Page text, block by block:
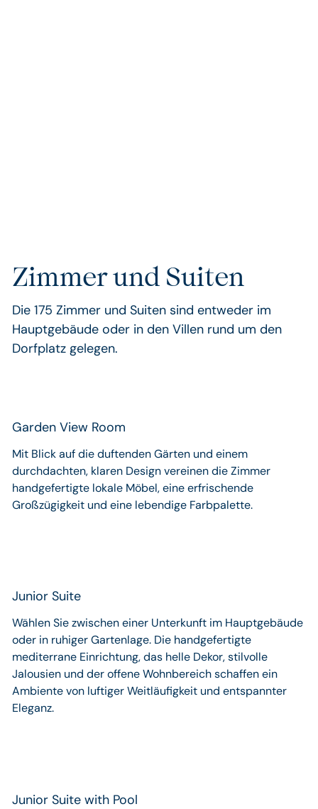
Zimmer und Suiten
Die 175 Zimmer und Suiten sind entweder im
Hauptgebäude oder in den Villen rund um den
Dorfplatz gelegen.
Garden View Room
Mit Blick auf die duftenden Gärten und einem
durchdachten, klaren Design vereinen die Zimmer
handgefertigte lokale Möbel, eine erfrischende
Großzügigkeit und eine lebendige Farbpalette.
Junior Suite
Wählen Sie zwischen einer Unterkunft im Hauptgebäude
oder in ruhiger Gartenlage. Die handgefertigte
mediterrane Einrichtung, das helle Dekor, stilvolle
Jalousien und der offene Wohnbereich schaffen ein
Ambiente von luftiger Weitläufigkeit und entspannter
Eleganz.
Junior Suite with Pool